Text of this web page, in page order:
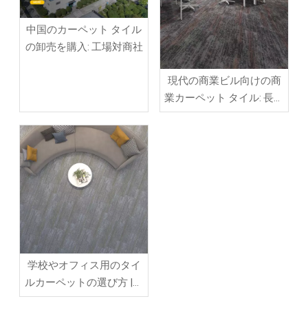
中国のカーペット タイル
の卸売を購入: 工場対商社
現代の商業ビル向けの商
業カーペット タイル: 長期
的なパフォーマンスのた
学校やオフィス用のタイ
ルカーペットの選び方 |商
業用床材プロジェクトの